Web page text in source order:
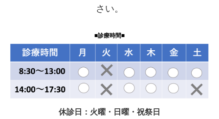
さい。
■診療時間■
休診日：火曜・
日曜・祝祭日